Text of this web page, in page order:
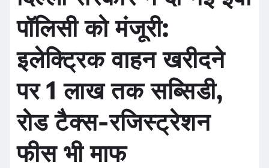
पॉलिसी को मंजूरी:
इलेक्ट्रिक वाहन खरीदने
पर 1 लाख तक सब्सिडी,
रोड टैक्स-रजिस्ट्रेशन
फीस भी माफ